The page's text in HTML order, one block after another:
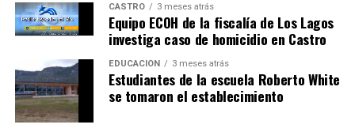
CASTRO 3 meses atrás
Equipo ECOH de la fiscalía de Los Lagos
investiga caso de homicidio en Castro
EDUCACIÓN 3 meses atrás
Estudiantes de la escuela Roberto White
se tomaron el establecimiento